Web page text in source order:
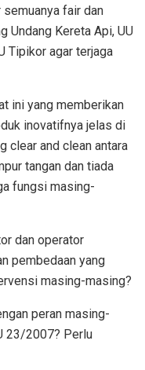
fair dan
Undang Kereta Api, UU
Tipikor agar terjaga
ini yang memberikan
inovatifnya jelas di
clear and clean antara
tangan dan tiada
fungsi masing-
dan operator
pembedaan yang
masing-masing?
peran masing-
23/2007? Perlu